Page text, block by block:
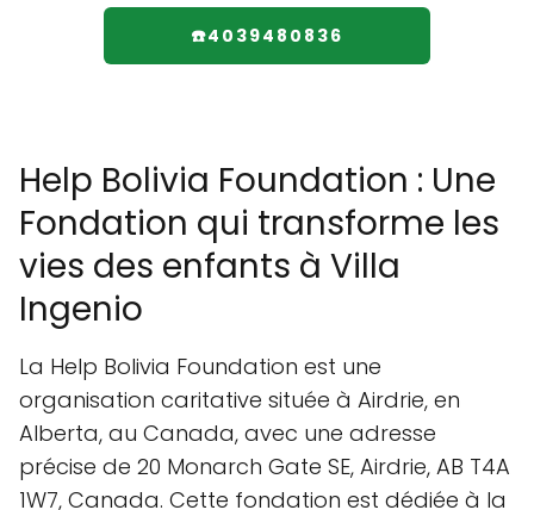
☎️4039480836
Help Bolivia Foundation : Une
Fondation qui transforme les
vies des enfants à Villa
Ingenio
La Help Bolivia Foundation est une
organisation caritative située à Airdrie, en
Alberta, au Canada, avec une adresse
précise de 20 Monarch Gate SE, Airdrie, AB T4A
1W7, Canada. Cette fondation est dédiée à la